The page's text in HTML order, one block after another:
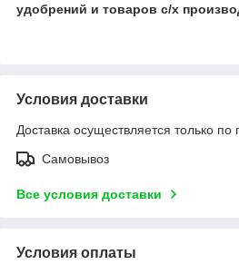
удобрений и товаров с/х
Условия доставки
Доставка осуществляется только по
Самовывоз
Все условия доставки
Условия оплаты